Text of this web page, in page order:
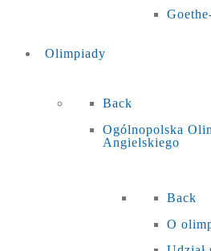
Olimpiady
Back
Ogólnopolska
Angielskiego
Back
O